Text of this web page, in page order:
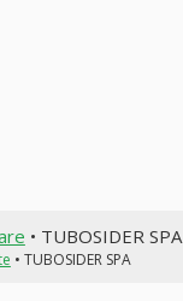
• TUBOSIDER SPA
• TUBOSIDER SPA